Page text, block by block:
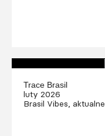
Trace Brasil
luty 2026
Brasil Vibes,